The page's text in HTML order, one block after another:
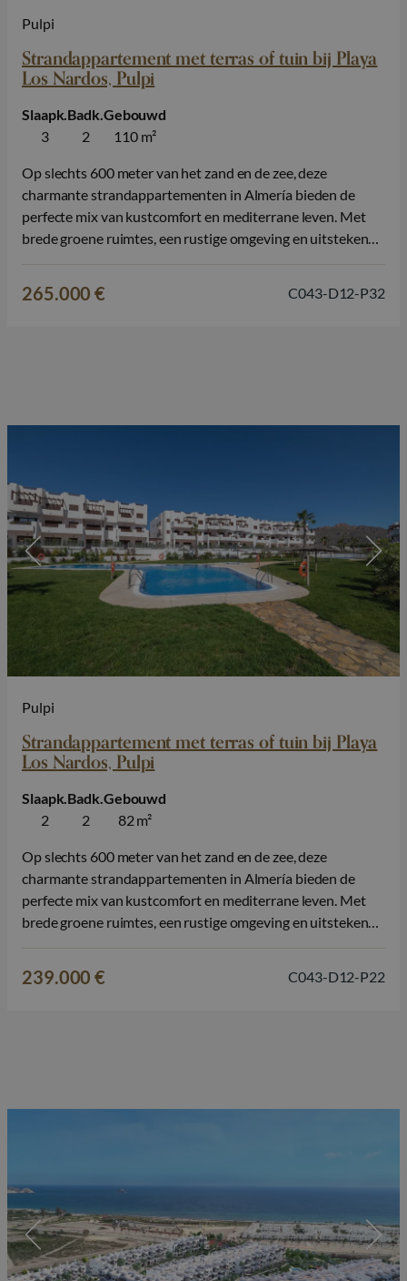
Pulpi
Strandappartement met terras of tuin bij Playa
Los Nardos, Pulpi
3
Slaapk.
2
Badk.
110 m²
Gebouwd
Op slechts 600 meter van het zand en de zee, deze
charmante strandappartementen in Almería bieden de
perfecte mix van kustcomfort en mediterrane leven. Met
brede groene ruimtes, een rustige omgeving en uitstekende
265.000 € C043-D12-P32
Pulpi
Strandappartement met terras of tuin bij Playa
Los Nardos, Pulpi
2
Slaapk.
2
Badk.
82 m²
Gebouwd
Op slechts 600 meter van het zand en de zee, deze
charmante strandappartementen in Almería bieden de
perfecte mix van kustcomfort en mediterrane leven. Met
brede groene ruimtes, een rustige omgeving en uitstekende
239.000 € C043-D12-P22